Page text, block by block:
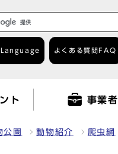
Language よくある質問 FAQ
ト 事業者
公園 動物紹介 爬虫綱